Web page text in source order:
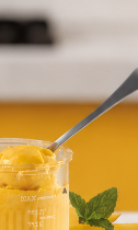
付款方式